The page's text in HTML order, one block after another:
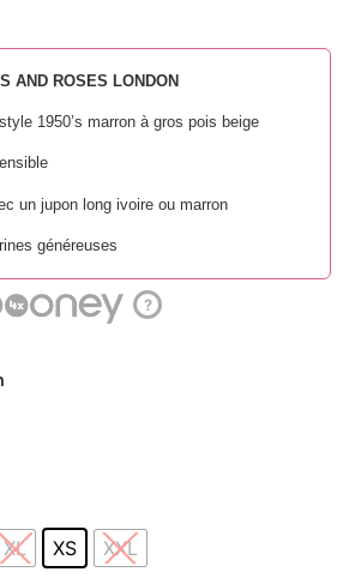
AND ROSES LONDON
1950’s marron à gros pois beige
un jupon long ivoire ou marron
généreuses
?
XL XS XXL